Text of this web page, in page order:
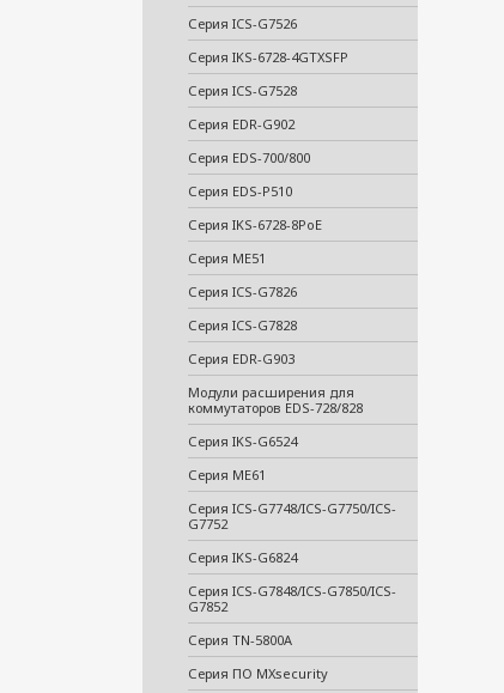
Серия ICS-G7526
Серия IKS-6728-4GTXSFP
Серия ICS-G7528
Серия EDR-G902
Серия EDS-700/800
Серия EDS-P510
Серия IKS-6728-8PoE
Серия ME51
Серия ICS-G7826
Серия ICS-G7828
Серия EDR-G903
Модули расширения для
коммутаторов EDS-728/828
Серия IKS-G6524
Серия ME61
Серия ICS-G7748/ICS-G7750/ICS-
G7752
Серия IKS-G6824
Серия ICS-G7848/ICS-G7850/ICS-
G7852
Серия TN-5800A
Серия ПО MXsecurity